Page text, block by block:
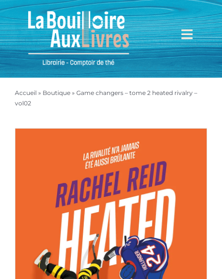
Passer
au
contenu
Accueil
Mieux nous connaître
Boutique
Mon compte
Mon panier
Accueil » Boutique» Game changers – tome 2 heated rivalry –
vol02